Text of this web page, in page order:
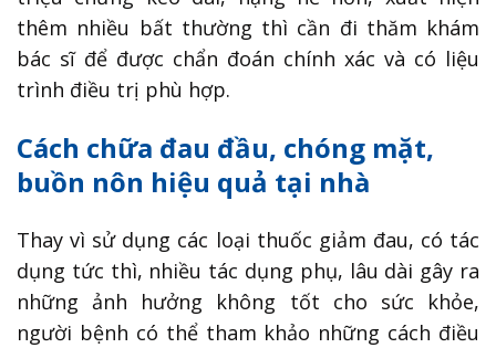
thêm nhiều bất thường thì cần đi thăm khám
bác sĩ để được chẩn đoán chính xác và có liệu
trình điều trị phù hợp.
Cách chữa đau đầu, chóng mặt,
buồn nôn hiệu quả tại nhà
Thay vì sử dụng các loại thuốc giảm đau, có tác
dụng tức thì, nhiều tác dụng phụ, lâu dài gây ra
những ảnh hưởng không tốt cho sức khỏe,
người bệnh có thể tham khảo những cách điều